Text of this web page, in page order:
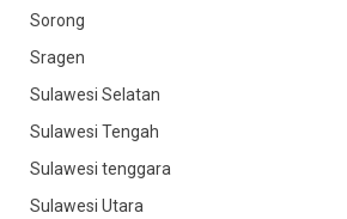
Sorong
Sragen
Sulawesi Selatan
Sulawesi Tengah
Sulawesi tenggara
Sulawesi Utara